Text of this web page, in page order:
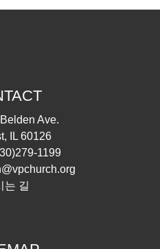
Ave.
IL 60126
1199
는 길